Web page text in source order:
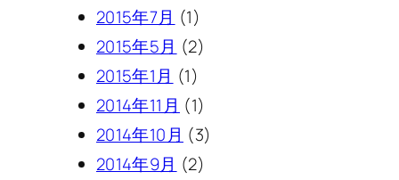
2015年7月 (1)
2015年5月 (2)
2015年1月 (1)
2014年11月 (1)
2014年10月 (3)
2014年9月 (2)